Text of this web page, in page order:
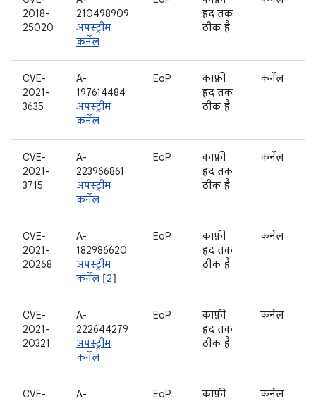
2018-
25020
210498909
अपस्ट्रीम
कर्नेल
हद तक
ठीक है
CVE-
2021-
3635
A-
197614484
अपस्ट्रीम
कर्नेल
EoP
काफ़ी
हद तक
ठीक है
कर्नेल
CVE-
2021-
3715
A-
223966861
अपस्ट्रीम
कर्नेल
EoP
काफ़ी
हद तक
ठीक है
कर्नेल
CVE-
2021-
20268
A-
182986620
अपस्ट्रीम
कर्नेल [2]
EoP
काफ़ी
हद तक
ठीक है
कर्नेल
CVE-
2021-
20321
A-
222644279
अपस्ट्रीम
कर्नेल
EoP
काफ़ी
हद तक
ठीक है
कर्नेल
CVE-
A-
EoP
काफ़ी
कर्नेल